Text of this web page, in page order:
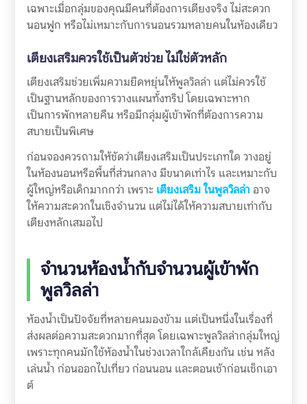
เฉพาะเมื่อกลุ่มของคุณมีคนที่ต้องการเตียงจริง ไม่สะดวก
นอนฟูก หรือไม่เหมาะกับการนอนรวมหลายคนในห้องเดียว
เตียงเสริมควรใช้เป็นตัวช่วย ไม่ใช่ตัวหลัก
เตียงเสริมช่วยเพิ่มความยืดหยุ่นให้พูลวิลล่า แต่ไม่ควรใช้
เป็นฐานหลักของการวางแผนทั้งทริป โดยเฉพาะหาก
เป็นการพักหลายคืน หรือมีกลุ่มผู้เข้าพักที่ต้องการความ
สบายเป็นพิเศษ
ก่อนจองควรถามให้ชัดว่าเตียงเสริมเป็นประเภทใด วางอยู่
ในห้องนอนหรือพื้นที่ส่วนกลาง มีขนาดเท่าไร และเหมาะกับ
ผู้ใหญ่หรือเด็กมากกว่า เพราะ เตียงเสริม ในพูลวิลล่า อาจ
ให้ความสะดวกในเชิงจำนวน แต่ไม่ได้ให้ความสบายเท่ากับ
เตียงหลักเสมอไป
จำนวนห้องน้ำกับจำนวนผู้เข้าพัก
พูลวิลล่า
ห้องน้ำเป็นปัจจัยที่หลายคนมองข้าม แต่เป็นหนึ่งในเรื่องที่
ส่งผลต่อความสะดวกมากที่สุด โดยเฉพาะพูลวิลล่ากลุ่มใหญ่
เพราะทุกคนมักใช้ห้องน้ำในช่วงเวลาใกล้เคียงกัน เช่น หลัง
เล่นน้ำ ก่อนออกไปเที่ยว ก่อนนอน และตอนเช้าก่อนเช็กเอา
ต์